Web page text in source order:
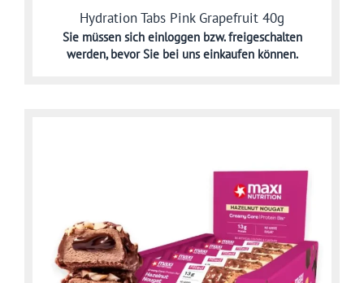
Hydration Tabs Pink Grapefruit 40g
Sie müssen sich einloggen bzw. freigeschalten
werden,bevor Sie bei uns einkaufen können.